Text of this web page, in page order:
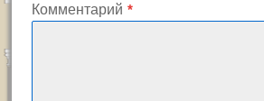
Комментарий *